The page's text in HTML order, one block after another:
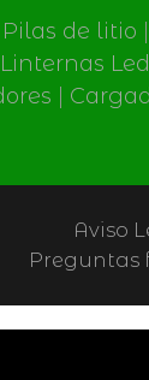
Pilas de litio
Linternas
Aviso
Preguntas